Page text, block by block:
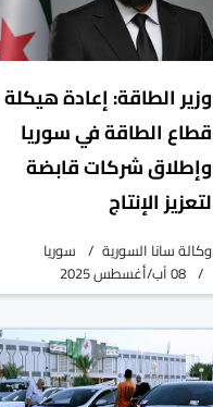
وزير الطاقة: إعادة هيكلة
قطاع الطاقة في سوريا
وإطلاق شركات قابضة
لتعزيز الإنتاج
وكالة سانا السورية
سوريا
08 آب/أغسطس 2025